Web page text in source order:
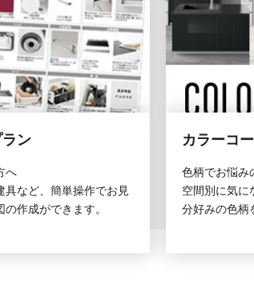
ン
へ
具など、簡単操作でお見
作成ができます。
カラーコ
色柄でお悩み
空間別に気に
分好みの色柄